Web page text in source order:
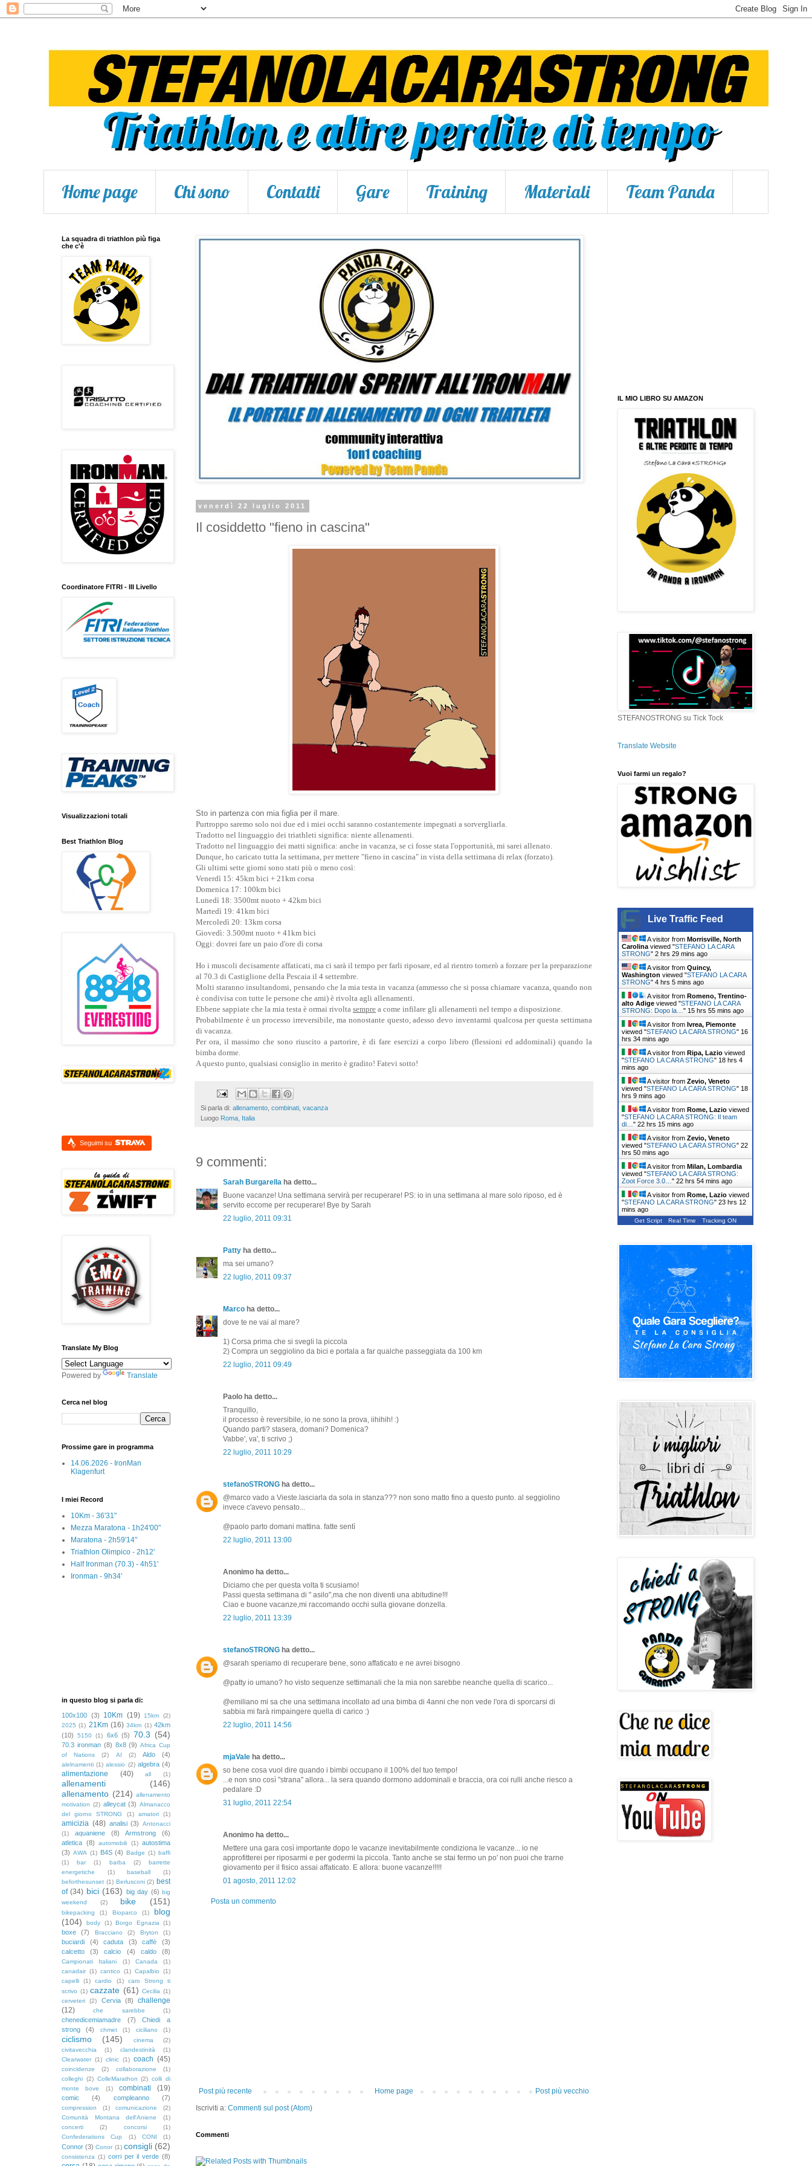
Home page Chi sono Contatti Gare Training Materiali Team Panda
venerdì 22 luglio 2011
Il cosiddetto "fieno in cascina"
Sto in partenza con mia figlia per il mare.
Purtroppo saremo solo noi due ed i miei occhi saranno costantemente impegnati a sorvergliarla.
Tradotto nel linguaggio dei triathleti significa: niente allenamenti.
Tradotto nel linguaggio dei matti significa: anche in vacanza, se ci fosse stata l'opportunità, mi sarei allenato.
Dunque, ho caricato tutta la settimana, per mettere "fieno in cascina" in vista della settimana di relax (forzato).
Gli ultimi sette giorni sono stati più o meno così:
Venerdì 15: 45km bici + 21km corsa
Domenica 17: 100km bici
Lunedì 18: 3500mt nuoto + 42km bici
Martedì 19: 41km bici
Mercoledì 20: 13km corsa
Giovedì: 3.500mt nuoto + 41km bici
Oggi: dovrei fare un paio d'ore di corsa
Ho i muscoli decisamente affaticati, ma ci sarà il tempo per farli riposare, ed al rientro tornerò a forzare per la preparazione
al 70.3 di Castiglione della Pescaia il 4 settembre.
Molti staranno insultandomi, pensando che la mia testa in vacanza (ammesso che si possa chiamare vacanza, quando non
è condivisa con tutte le persone che ami) è rivolta agli allenamenti.
Ebbene sappiate che la mia testa è ormai rivolta sempre a come infilare gli allenamenti nel tempo a disposizione.
Probabilmente è un processo irreversibile, ma nonostante questo, adesso devo inventarmi qualcosa per questa settimana
di vacanza.
Per ora, il massimo che sono riuscito a partorire, è di fare esercizi a corpo libero (flessioni ed addominali) quando la
bimba dorme.
A questo punto, qualsiasi consiglio in merito è gradito! Fatevi sotto!
Si parla di: allenamento combinati vacanza
Luogo Roma, Italia
9 commenti:
Sarah Burgarella ha detto...
Buone vacanze! Una settimana servirà per recuperare! PS: io in una settimana al mare solo riposo, ed è
servito eccome per recuperare! Bye by Sarah
22 luglio, 2011 09:31
Patty ha detto...
ma sei umano?
22 luglio, 2011 09:37
Marco ha detto...
dove te ne vai al mare?
1) Corsa prima che si svegli la piccola
2) Compra un seggiolino da bici e portala a far qualche passeggiata da 100 km
22 luglio, 2011 09:49
Paolo ha detto...
Tranquillo,
il processo è reversibile, io ne sono la prova, iihihih! :)
Quando parti? stasera, domani? Domenica?
Vabbe', va', ti scrivo ;)
22 luglio, 2011 10:29
stefanoSTRONG ha detto...
@marco vado a Vieste.lasciarla da sola in stanza??? non sono matto fino a questo punto. al seggiolino
invece c'avevo pensato...
@paolo parto domani mattina. fatte sentì
22 luglio, 2011 13:00
Anonimo ha detto...
Diciamo che per questa volta ti scusiamo!
Passi questa settimana di " asilo",ma che non diventi una abitudine!!!
Ciao e buone vacanze,mi raccomando occhi sulla giovane donzella.
22 luglio, 2011 13:39
stefanoSTRONG ha detto...
@sarah speriamo di recuperare bene, sono affaticato e ne avrei bisogno
@patty io umano? ho visto sequenze settimanali che la mia non sarebbe neanche quella di scarico...
@emiliano mi sa che una settimana incollato ad una bimba di 4anni che non vede l'ora di sporcarsi di
sabbia mi farà rimpaingere quella di carico :)
22 luglio, 2011 14:56
mjaVale ha detto...
so bene cosa vuol dire quando i bimbi occupano il 100% del tuo tempo!
...e non sno così "strana" allora... la sera quando dormono addominali e braccia, ora coi rulli anche riesco a
pedalare :D
31 luglio, 2011 22:54
Anonimo ha detto...
Mettere una gara così importante dopo le vacanze inevitabilmente condiziona le vacanze... io ne
approfitterei per riposarmi e per godermi la piccola. Tanto anche se stai fermo un po' non puoi che trarne
giovamento per il fisico assai affaticato. E allora: buone vacanze!!!!!
01 agosto, 2011 12:02
Posta un commento
Post più recente Post più vecchio
Home page
Iscriviti a: Commenti sul post (Atom)
Commenti
La squadra di triathlon più figa
che c'è
Coordinatore FITRI - III Livello
Visualizzazioni totali
Best Triathlon Blog
Seguimi su
Translate My Blog
Powered by Translate
Cerca nel blog
Prossime gare in programma
14.06.2026 - IronMan
Klagenfurt
I miei Record
10Km - 36'31"
Mezza Maratona - 1h24'00"
Maratona - 2h59'14"
Triathlon Olimpico - 2h12'
Half Ironman (70.3) - 4h51'
Ironman - 9h34'
in questo blog si parla di:
100x100 (3) 10Km (19) 15km
(2)
2025 (1) 21Km (16) 34km (1) 42km
(10)
5150 (1) 6x6 (5) 70.3 (54)
70.3 ironman (8) 8x8 (9) Africa Cup
of Nations
(2) AI (2) Aldo (4)
alelnamenti (1) alessio (2) algebra (4)
alimentazione (40) all (1)
allenamenti
(146)
allenamento (214) allenamento
motivation (2) alleycat (3) Almanacco
del giorno STRONG
(1) amatori (1)
amicizia (48) analisi (3)
Antonacci
(1)
aquaniene (8) Armstrong
(6)
atletica (8) automobili (1) autostima
(3) AWA (1) B4S (4) Badge (1) baffi
(1)
bar (1) barba (2)
barrette
energetiche
(1) baseball
(1)
beforthesunset (1) Berlusconi (2) best
of (34) bici (163) big day (6) big
weekend
(2) bike (151)
bikepacking (1) Bioparco (1)
blog
(104)
body (1) Borgo Egnazia (1)
boxe (7) Bracciano (2) Bryton (1)
buciardi (4) caduta (3) caffè
(3)
calcetto
(3) calcio (4) caldo (8)
Campionati Italiani (1) Canada
(1)
canadair (1) cantico (1) Capalbio
(1)
capelli
(1) cardio (1)
caro Strong ti
scrivo (1) cazzate (61) Cecilia (1)
cerveteri
(2) Cervia (8)
challenge
(12)
che sarebbe (1)
chenedicemiamadre (7)
Chiedi a
strong
(4) chmet (1) ciciliano (1)
ciclismo (145) cinema
(2)
civitavecchia
(1) clandestinità
(1)
Clearwater (1) clinic (1) coach (45)
coincidenze (2) collaborazione
(1)
colleghi (2) ColleMarathon (2) colli di
monte bove
(1) combinati (19)
comic (4) compleanno (7)
compression (1) comunicazione
(2)
Comunità Montana dell'Aniene
(1)
concerti
(2) concorsi
(1)
Confederations Cup
(1) CONI (1)
Connor (3) Conor (1) consigli (62)
consistenza (1) corri per il verde (8)
IL MIO LIBRO SU AMAZON
STEFANOSTRONG su Tick Tock
Translate Website
Vuoi farmi un regalo?
Live Traffic Feed
A visitor from Morrisville, North
Carolina viewed "STEFANO LA CARA
STRONG" 2 hrs 29 mins ago
A visitor from Quincy,
Washington viewed "STEFANO LA CARA
STRONG" 4 hrs 5 mins ago
A visitor from Romeno, Trentino-
alto Adige viewed "STEFANO LA CARA
STRONG: Dopo la… " 15 hrs 55 mins ago
A visitor from Ivrea, Piemonte
viewed "STEFANO LA CARA STRONG" 16
hrs 34 mins ago
A visitor from Ripa, Lazio viewed
"STEFANO LA CARA STRONG" 18 hrs 4
mins ago
A visitor from Zevio, Veneto
viewed "STEFANO LA CARA STRONG" 18
hrs 9 mins ago
A visitor from Rome, Lazio viewed
"STEFANO LA CARA STRONG: Il team
di… " 22 hrs 15 mins ago
A visitor from Zevio, Veneto
viewed "STEFANO LA CARA STRONG" 22
hrs 50 mins ago
A visitor from Milan, Lombardia
viewed "STEFANO LA CARA STRONG:
Zoot Force 3.0… " 22 hrs 54 mins ago
A visitor from Rome, Lazio viewed
"STEFANO LA CARA STRONG" 23 hrs 12
mins ago
Get Script Real Time Tracking ON